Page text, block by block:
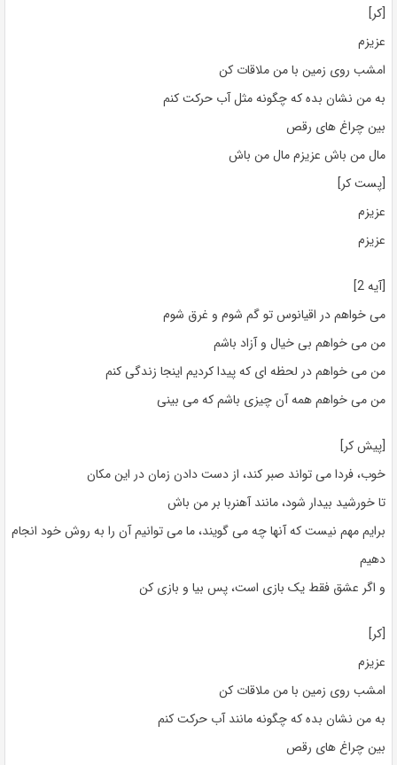
[کر]
عزیزم
امشب روی زمین با من ملاقات کن
به من نشان بده که چگونه مثل آب حرکت کنم
بین چراغ های رقص
مال من باش عزیزم مال من باش
[پست کر]
عزیزم
عزیزم
[آیه 2]
می خواهم در اقیانوس تو گم شوم و غرق شوم
من می خواهم بی خیال و آزاد باشم
من می خواهم در لحظه ای که پیدا کردیم اینجا زندگی کنم
من می خواهم همه آن چیزی باشم که می بینی
[پیش کر]
خوب، فردا می تواند صبر کند، از دست دادن زمان در این مکان
تا خورشید بیدار شود، مانند آهنربا بر من باش
برایم مهم نیست که آنها چه می گویند، ما می توانیم آن را به روش خود انجام
دهیم
و اگر عشق فقط یک بازی است، پس بیا و بازی کن
[کر]
عزیزم
امشب روی زمین با من ملاقات کن
به من نشان بده که چگونه مانند آب حرکت کنم
بین چراغ های رقص